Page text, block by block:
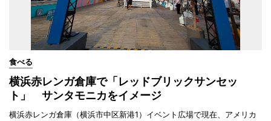
食べる
横浜赤レンガ倉庫で「レッドブリックサンセッ
ト」 サンタモニカをイメージ
横浜赤レンガ倉庫（横浜市中区新港1）イベント広場で現在、アメリカ